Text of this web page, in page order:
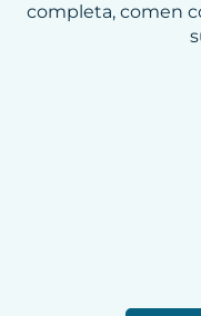
completa, comen